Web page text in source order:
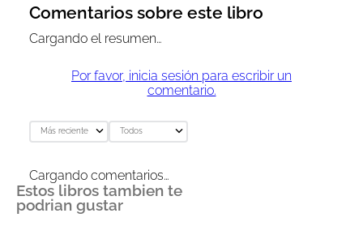
Comentarios sobre este libro
Cargando el resumen…
Por favor, inicia sesión para escribir un
comentario.
Más reciente Todos
Cargando comentarios…
Estos libros tambien te
podrian gustar